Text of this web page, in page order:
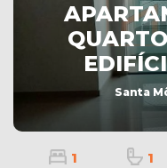
Santa
1 1